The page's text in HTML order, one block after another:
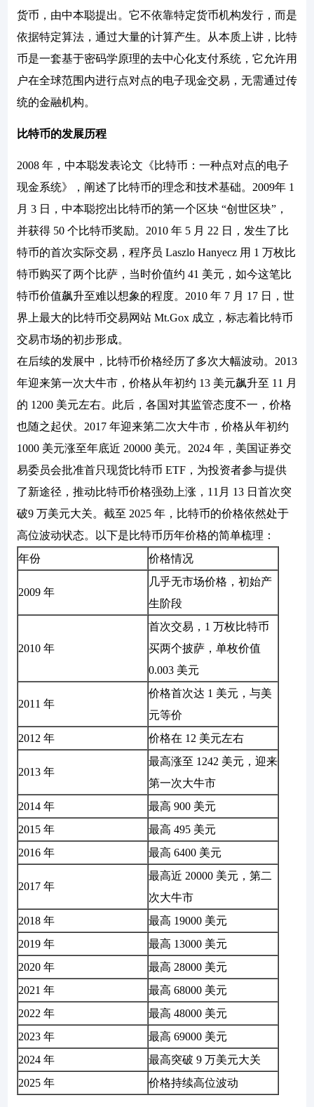
货币，由中本聪提出。它不依靠特定货币机构发行，而是
依据特定算法，通过大量的计算产生。从本质上讲，比特
币是一套基于密码学原理的去中心化支付系统，它允许用
户在全球范围内进行点对点的电子现金交易，无需通过传
统的金融机构。
比特币的发展历程
2008 年，中本聪发表论文《比特币：一种点对点的电子
现金系统》，阐述了比特币的理念和技术基础。2009年 1
月 3 日，中本聪挖出比特币的第一个区块 “创世区块”，
并获得 50 个比特币奖励。2010 年 5 月 22 日，发生了比
特币的首次实际交易，程序员 Laszlo Hanyecz 用 1 万枚比
特币购买了两个比萨，当时价值约 41 美元，如今这笔比
特币价值飙升至难以想象的程度。2010 年 7 月 17 日，世
界上最大的比特币交易网站 Mt.Gox 成立，标志着比特币
交易市场的初步形成。
在后续的发展中，比特币价格经历了多次大幅波动。2013
年迎来第一次大牛市，价格从年初约 13 美元飙升至 11 月
的 1200 美元左右。此后，各国对其监管态度不一，价格
也随之起伏。2017 年迎来第二次大牛市，价格从年初约
1000 美元涨至年底近 20000 美元。2024 年，美国证券交
易委员会批准首只现货比特币 ETF，为投资者参与提供
了新途径，推动比特币价格强劲上涨，11月 13 日首次突
破9 万美元大关。截至 2025 年，比特币的价格依然处于
高位波动状态。以下是比特币历年价格的简单梳理：
年份
价格情况
2009 年
几乎无市场价格，初始产
生阶段
2010 年
首次交易，1 万枚比特币
买两个披萨，单枚价值
0.003 美元
2011 年
价格首次达 1 美元，与美
元等价
2012 年
价格在 12 美元左右
2013 年
最高涨至 1242 美元，迎来
第一次大牛市
2014 年
最高 900 美元
2015 年
最高 495 美元
2016 年
最高 6400 美元
2017 年
最高近 20000 美元，第二
次大牛市
2018 年
最高 19000 美元
2019 年
最高 13000 美元
2020 年
最高 28000 美元
2021 年
最高 68000 美元
2022 年
最高 48000 美元
2023 年
最高 69000 美元
2024 年
最高突破 9 万美元大关
2025 年
价格持续高位波动